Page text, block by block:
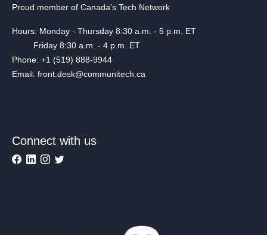
Proud member of Canada's Tech Network
Hours: Monday - Thursday 8:30 a.m. - 5 p.m. ET
Friday 8:30 a.m. - 4 p.m. ET
Phone: +1 (519) 888-9944
Email: front.desk@communitech.ca
Connect with us